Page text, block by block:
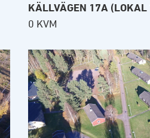
KÄLLVÄGEN 17A
0 KVM